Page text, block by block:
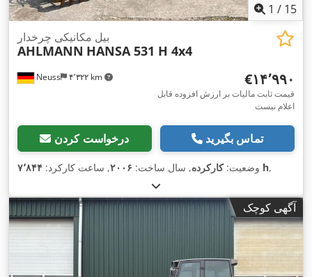
1 / 15
Neuss ۴٬۳۲۲ km
بیل مکانیکی چرخدار
AHLMANN HANSA 531 H 4x4
‎€۱۴٬۹۹۰
قیمت ثابت مالیات بر ارزش افزوده قابل
اعلام نیست
درخواست کردن تماس بگیرید
وضعیت:کارکرده, سال ساخت: ۲۰۰۶, ساعت کارکرد: ۷٬۸۴۴ h,
آگهی کوچک